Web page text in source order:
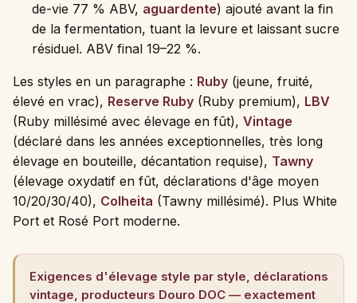
de-vie 77 % ABV, aguardente) ajouté avant la fin
de la fermentation, tuant la levure et laissant sucre
résiduel. ABV final 19–22 %.
Les styles en un paragraphe : Ruby (jeune, fruité,
élevé en vrac), Reserve Ruby (Ruby premium), LBV
(Ruby millésimé avec élevage en fût), Vintage
(déclaré dans les années exceptionnelles, très long
élevage en bouteille, décantation requise), Tawny
(élevage oxydatif en fût, déclarations d'âge moyen
10/20/30/40), Colheita (Tawny millésimé). Plus White
Port et Rosé Port moderne.
Exigences d'élevage style par style, déclarations
vintage, producteurs Douro DOC — exactement